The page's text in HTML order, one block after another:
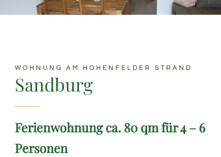
WOHNUNG AM HOHENFELDER STRAND
Sandburg
Ferienwohnung ca. 80 qm für 4 – 6
Personen